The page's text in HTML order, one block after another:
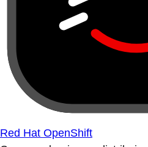
Red Hat OpenShift